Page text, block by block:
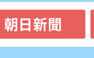
朝日新聞